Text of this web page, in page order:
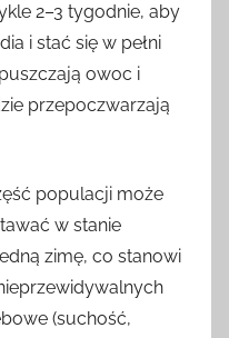
2–3 tygodnie, aby
i stać się w pełni
owoc i
przepoczwarzają
populacji może
w stanie
zimę, co stanowi
(suchość,